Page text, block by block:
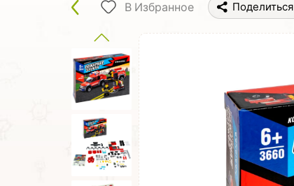
В Избранное Поделиться